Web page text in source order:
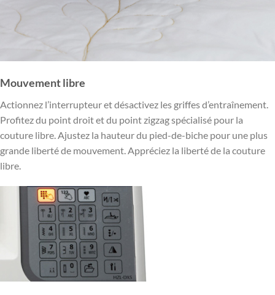
Mouvement libre
Actionnez l’interrupteur et désactivez les griffes d’entraînement.
Profitez du point droit et du point zigzag spécialisé pour la
couture libre. Ajustez la hauteur du pied-de-biche pour une plus
grande liberté de mouvement. Appréciez la liberté de la couture
libre.